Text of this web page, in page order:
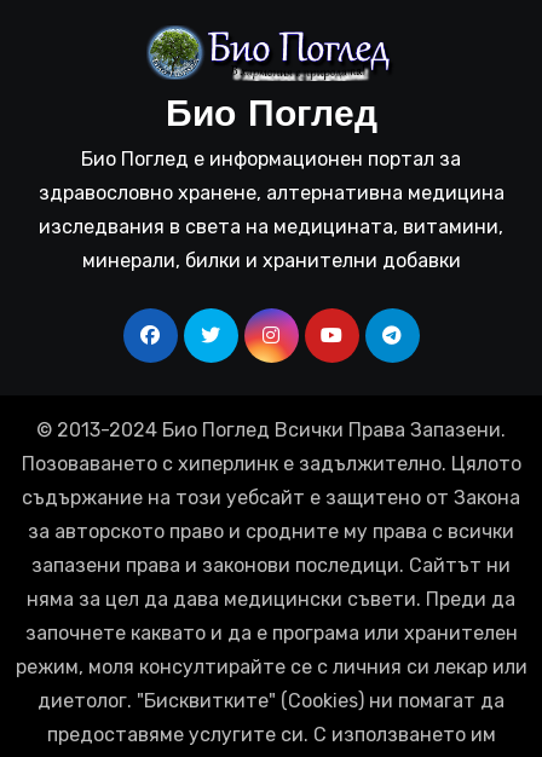
Био Поглед
Био Поглед е информационен портал за
здравословно хранене, алтернативна медицина
изследвания в света на медицината, витамини,
минерали, билки и хранителни добавки
© 2013-2024 Био Поглед Всички Права Запазени.
Позоваването с хиперлинк е задължително. Цялото
съдържание на този уебсайт е защитено от Закона
за авторското право и сродните му права с всички
запазени права и законови последици. Сайтът ни
няма за цел да дава медицински съвети. Преди да
започнете каквато и да е програма или хранителен
режим, моля консултирайте се с личния си лекар или
диетолог. "Бисквитките" (Cookies) ни помагат да
предоставяме услугите си. С използването им